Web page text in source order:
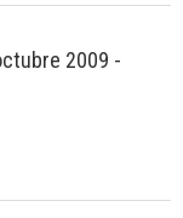
2009 -